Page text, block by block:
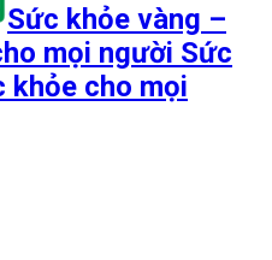
Sức khỏe vàng –
mọi người Sức
khỏe cho mọi